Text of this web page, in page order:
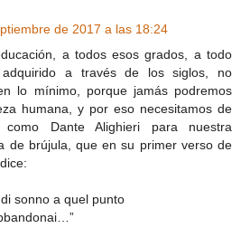
de 2017 a las 18:24
a todos esos grados, a todo
adquirido a través de los siglos, no
lo mínimo, porque jamás podremos
humana, y por eso necesitamos de
como Dante Alighieri para nuestra
de brújula, que en su primer verso de
sonno a quel punto